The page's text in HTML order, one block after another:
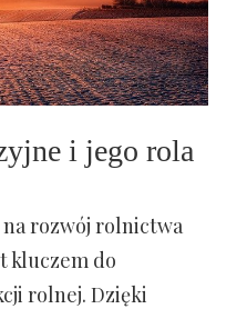
i jego rola
na rozwój rolnictwa
kluczem do
rolnej. Dzięki